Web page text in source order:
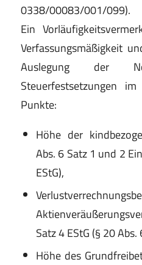
0338/00083/001/099).
Ein
Verfassungsmäßigkeit
Auslegung der
Steuerfestsetzungen
Punkte:
Höhe der
Abs. 6 Satz 1 und 2
EStG),
Satz 4 EStG (§ 20 Abs.
Höhe des